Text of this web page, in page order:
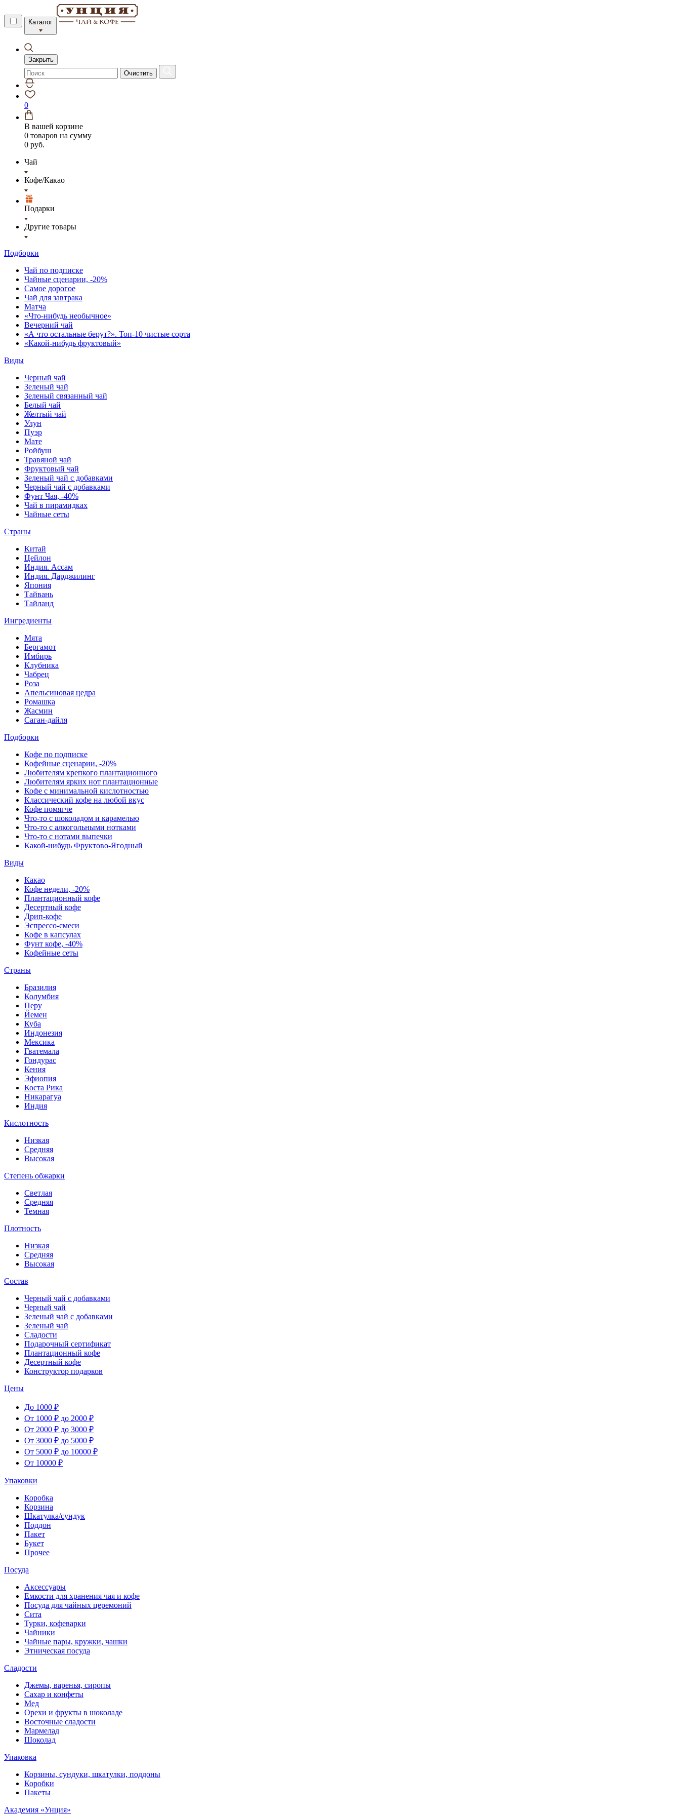
Каталог
Закрыть
Очистить
0
В вашей корзине
0 товаров на сумму
0 руб.
Чай
Кофе/Какао
Подарки
Другие товары
Подборки
Чай по подписке
Чайные сценарии, -20%
Самое дорогое
Чай для завтрака
Матча
«Что-нибудь необычное»
Вечерний чай
«А что остальные берут?». Топ-10 чистые сорта
«Какой-нибудь фруктовый»
Виды
Черный чай
Зеленый чай
Зеленый связанный чай
Белый чай
Желтый чай
Улун
Пуэр
Мате
Ройбуш
Травяной чай
Фруктовый чай
Зеленый чай с добавками
Черный чай с добавками
Фунт Чая, -40%
Чай в пирамидках
Чайные сеты
Страны
Китай
Цейлон
Индия. Ассам
Индия. Дарджилинг
Япония
Тайвань
Тайланд
Ингредиенты
Мята
Бергамот
Имбирь
Клубника
Чабрец
Роза
Апельсиновая цедра
Ромашка
Жасмин
Саган-дайля
Подборки
Кофе по подписке
Кофейные сценарии, -20%
Любителям крепкого плантационного
Любителям ярких нот плантационные
Кофе с минимальной кислотностью
Классический кофе на любой вкус
Кофе помягче
Что-то с шоколадом и карамелью
Что-то с алкогольными нотками
Что-то с нотами выпечки
Какой-нибудь Фруктово-Ягодный
Виды
Какао
Кофе недели, -20%
Плантационный кофе
Десертный кофе
Дрип-кофе
Эспрессо-смеси
Кофе в капсулах
Фунт кофе, -40%
Кофейные сеты
Страны
Бразилия
Колумбия
Перу
Йемен
Куба
Индонезия
Мексика
Гватемала
Гондурас
Кения
Эфиопия
Коста Рика
Никарагуа
Индия
Кислотность
Низкая
Средняя
Высокая
Степень обжарки
Светлая
Средняя
Темная
Плотность
Низкая
Средняя
Высокая
Состав
Черный чай с добавками
Черный чай
Зеленый чай с добавками
Зеленый чай
Сладости
Подарочный сертификат
Плантационный кофе
Десертный кофе
Конструктор подарков
Цены
До 1000 ₽
От 1000 ₽ до 2000 ₽
От 2000 ₽ до 3000 ₽
От 3000 ₽ до 5000 ₽
От 5000 ₽ до 10000 ₽
От 10000 ₽
Упаковки
Коробка
Корзина
Шкатулка/сундук
Поддон
Пакет
Букет
Прочее
Посуда
Аксессуары
Емкости для хранения чая и кофе
Посуда для чайных церемоний
Сита
Турки, кофеварки
Чайники
Чайные пары, кружки, чашки
Этническая посуда
Сладости
Джемы, варенья, сиропы
Сахар и конфеты
Мед
Орехи и фрукты в шоколаде
Восточные сладости
Мармелад
Шоколад
Упаковка
Корзины, сундуки, шкатулки, поддоны
Коробки
Пакеты
Академия «Унция»